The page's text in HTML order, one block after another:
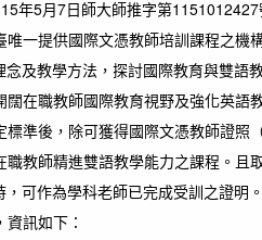
年5月7日師大師推字第
唯一提供國際文憑教師培訓課程之機
及教學方法，探討國際教育與雙語
闊在職教師國際教育視野及強化英語
標準後，除可獲得國際文憑教師證照
職教師精進雙語教學能力之課程。且
可作為學科老師已完成受訓之證明
訊如下：